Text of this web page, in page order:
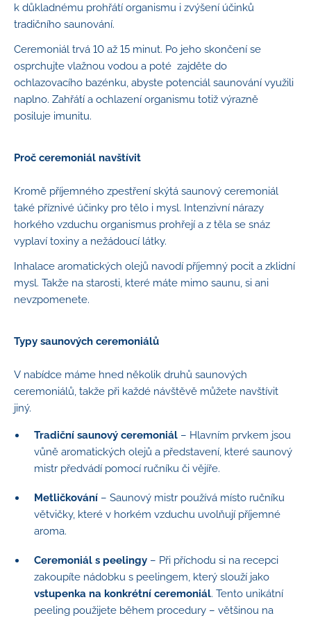
k důkladnému prohřátí organismu i zvýšení účinků
tradičního saunování.
Ceremoniál trvá 10 až 15 minut. Po jeho skončení se
osprchujte vlažnou vodou a poté zajděte do
ochlazovacího bazénku, abyste potenciál saunování využili
naplno. Zahřátí a ochlazení organismu totiž výrazně
posiluje imunitu.
Proč ceremoniál navštívit
Kromě příjemného zpestření skýtá saunový ceremoniál
také příznivé účinky pro tělo i mysl. Intenzivní nárazy
horkého vzduchu organismus prohřejí a z těla se snáz
vyplaví toxiny a nežádoucí látky.
Inhalace aromatických olejů navodí příjemný pocit a zklidní
mysl. Takže na starosti, které máte mimo saunu, si ani
nevzpomenete.
Typy saunových ceremoniálů
V nabídce máme hned několik druhů saunových
ceremoniálů, takže při každé návštěvě můžete navštívit
jiný.
Tradiční saunový ceremoniál – Hlavním prvkem jsou
vůně aromatických olejů a představení, které saunový
mistr předvádí pomocí ručníku či vějíře.
Metličkování – Saunový mistr používá místo ručníku
větvičky, které v horkém vzduchu uvolňují příjemné
aroma.
Ceremoniál s peelingy– Při příchodu si na recepci
zakoupíte nádobku s peelingem, který slouží jako
vstupenka na konkrétní ceremoniál. Tento unikátní
peeling použijete během procedury – většinou na